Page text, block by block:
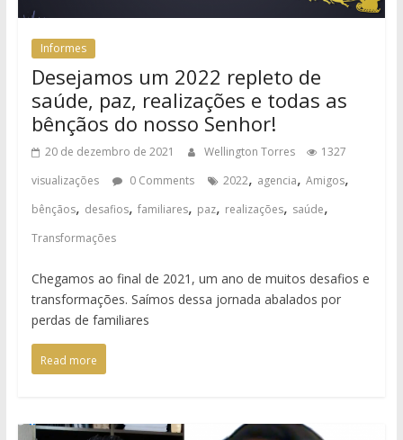
Informes
Desejamos um 2022 repleto de
saúde, paz, realizações e todas as
bênçãos do nosso Senhor!
20 de dezembro de 2021 Wellington Torres
1327
visualizações
0 Comments 2022, agencia, Amigos,
bênçãos, desafios, familiares, paz, realizações, saúde,
Transformações
Chegamos ao final de 2021, um ano de muitos desafios e
transformações. Saímos dessa jornada abalados por
perdas de familiares
Read more